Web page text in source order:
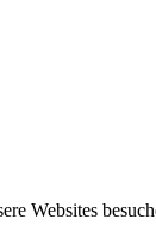
Websites